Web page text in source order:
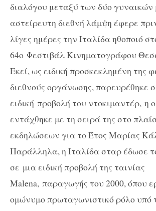
διαλόγου μεταξύ των δύο γυναικών
αστείρευτη διεθνή λάμψη έφερε
λίγες ημέρες την Ιταλίδα ηθοποιό
64ο Φεστιβάλ Κινηματογράφου
Εκεί, ως ειδική προσκεκλημένη της
διεθνούς οργάνωσης, παρευρέθηκε
ειδική προβολή του ντοκιμαντέρ, η
εντάχθηκε με τη σειρά της στο
εκδηλώσεων για το Έτος Μαρίας
Παράλληλα, η Ιταλίδα σταρ έδωσε
σε μια ειδική προβολή της ταινίας
Malena, παραγωγής του 2000, όπου
ομώνυμο πρωταγωνιστικό ρόλο υπό